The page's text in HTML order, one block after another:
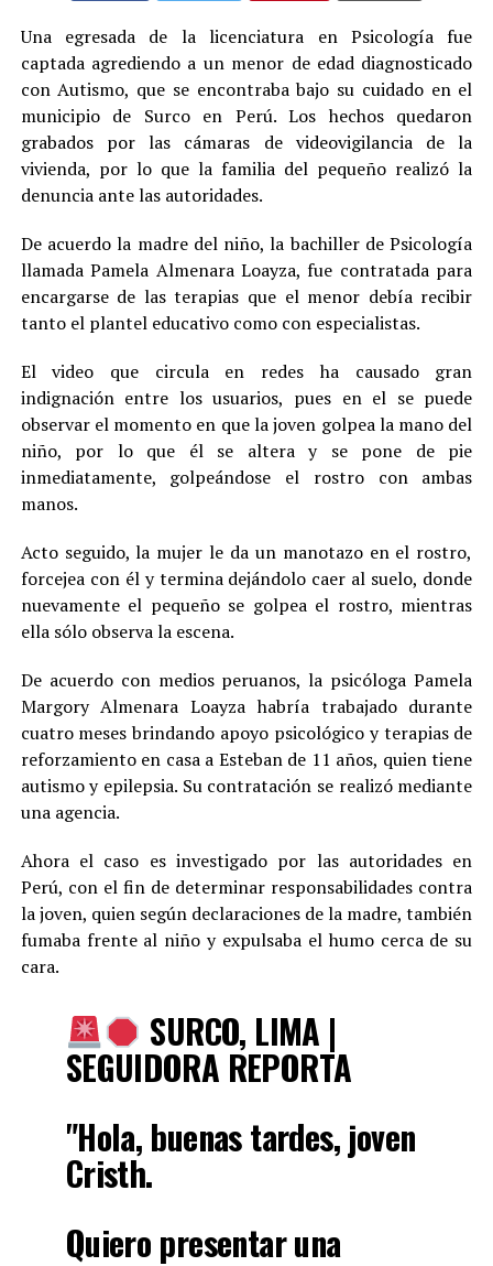
Una egresada de la licenciatura en Psicología fue
captada agrediendo a un menor de edad diagnosticado
con Autismo, que se encontraba bajo su cuidado en el
municipio de Surco en Perú. Los hechos quedaron
grabados por las cámaras de videovigilancia de la
vivienda, por lo que la familia del pequeño realizó la
denuncia ante las autoridades.
De acuerdo la madre del niño, la bachiller de Psicología
llamada Pamela Almenara Loayza, fue contratada para
encargarse de las terapias que el menor debía recibir
tanto el plantel educativo como con especialistas.
El video que circula en redes ha causado gran
indignación entre los usuarios, pues en el se puede
observar el momento en que la joven golpea la mano del
niño, por lo que él se altera y se pone de pie
inmediatamente, golpeándose el rostro con ambas
manos.
Acto seguido, la mujer le da un manotazo en el rostro,
forcejea con él y termina dejándolo caer al suelo, donde
nuevamente el pequeño se golpea el rostro, mientras
ella sólo observa la escena.
De acuerdo con medios peruanos, la psicóloga Pamela
Margory Almenara Loayza habría trabajado durante
cuatro meses brindando apoyo psicológico y terapias de
reforzamiento en casa a Esteban de 11 años, quien tiene
autismo y epilepsia. Su contratación se realizó mediante
una agencia.
Ahora el caso es investigado por las autoridades en
Perú, con el fin de determinar responsabilidades contra
la joven, quien según declaraciones de la madre, también
fumaba frente al niño y expulsaba el humo cerca de su
cara.
SURCO, LIMA |
SEGUIDORA REPORTA
"Hola, buenas tardes, joven
Cristh.
Quiero presentar una